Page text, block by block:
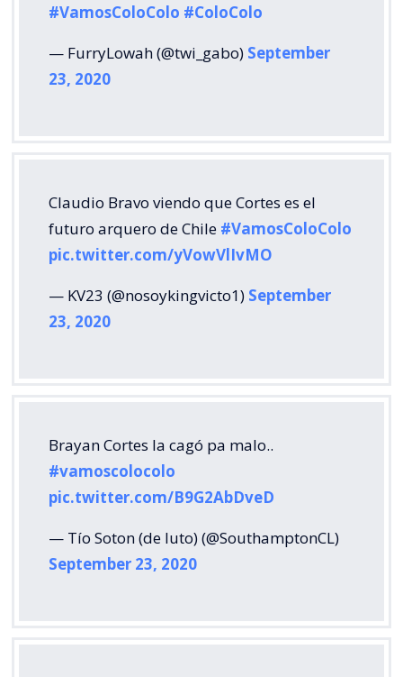
#VamosColoColo #ColoColo
— FurryLowah (@twi_gabo) September
23, 2020
Claudio Bravo viendo que Cortes es el
futuro arquero de Chile #VamosColoColo
pic.twitter.com/yVowVlIvMO
— KV23 (@nosoykingvicto1) September
23, 2020
Brayan Cortes la cagó pa malo..
#vamoscolocolo
pic.twitter.com/B9G2AbDveD
— Tío Soton (de luto) (@SouthamptonCL)
September 23, 2020